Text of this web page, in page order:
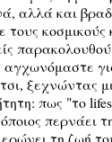
αλλά και
τους
ξεχνώντας
πως "το
περνάει
τη ζωή